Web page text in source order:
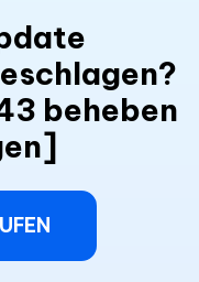
beheben